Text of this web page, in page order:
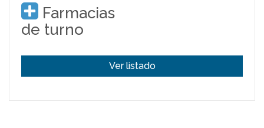
Farmacias
de turno
Ver listado